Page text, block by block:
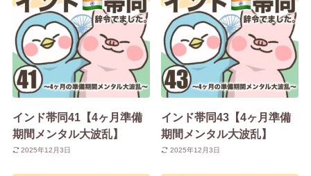
インド帯同41【4ヶ月準備
期間メンタル大波乱】
2025年12月3日
インド帯同43【4ヶ月準備
期間メンタル大波乱】
2025年12月3日